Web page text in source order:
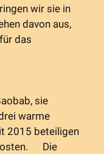
wir sie in
davon aus,
das
sie
warme
2015 beteiligen
Kosten. Die